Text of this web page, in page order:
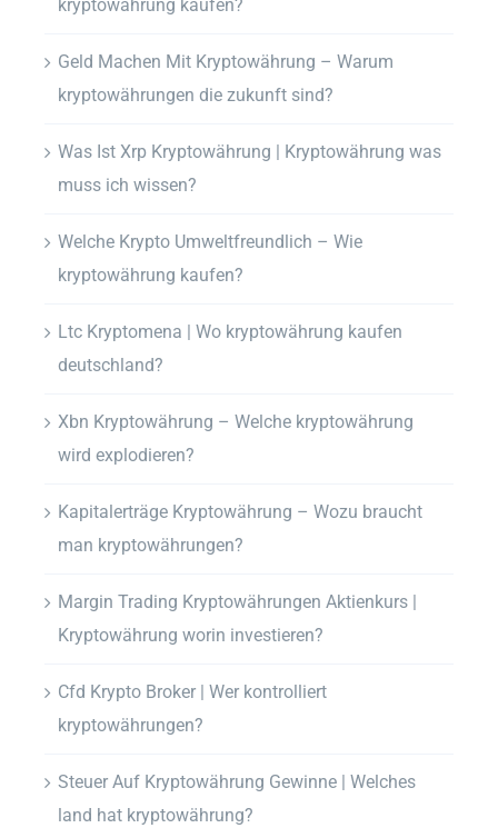
kryptowährung kaufen?
Geld Machen Mit Kryptowährung – Warum
kryptowährungen die zukunft sind?
Was Ist Xrp Kryptowährung | Kryptowährung was
muss ich wissen?
Welche Krypto Umweltfreundlich – Wie
kryptowährung kaufen?
Ltc Kryptomena | Wo kryptowährung kaufen
deutschland?
Xbn Kryptowährung – Welche kryptowährung
wird explodieren?
Kapitalerträge Kryptowährung – Wozu braucht
man kryptowährungen?
Margin Trading Kryptowährungen Aktienkurs |
Kryptowährung worin investieren?
Cfd Krypto Broker | Wer kontrolliert
kryptowährungen?
Steuer Auf Kryptowährung Gewinne | Welches
land hat kryptowährung?